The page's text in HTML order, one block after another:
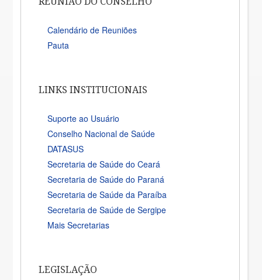
Calendário de Reuniões
Pauta
LINKS INSTITUCIONAIS
Suporte ao Usuário
Conselho Nacional de Saúde
DATASUS
Secretaria de Saúde do Ceará
Secretaria de Saúde do Paraná
Secretaria de Saúde da Paraíba
Secretaria de Saúde de Sergipe
Mais Secretarias
LEGISLAÇÃO